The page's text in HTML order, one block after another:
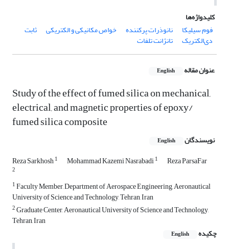
کلیدواژه‌ها
فوم سیلیکا
نانوذرات پرکننده خواص مکانیکی و الکتریکی ثابت
دی‌الکتریک تانژانت تلفات
عنوان مقاله English
Study of the effect of fumed silica on mechanical,
electrical, and magnetic properties of epoxy/
fumed silica composite
نویسندگان English
Reza Sarkhosh1 Mohammad Kazemi Nasrabadi1 Reza ParsaFar
2
1Faculty Member, Department of Aerospace Engineering, Aeronautical
University of Science and Technology, Tehran, Iran
2Graduate Center, Aeronautical University of Science and Technology,
Tehran, Iran
چکیده
English